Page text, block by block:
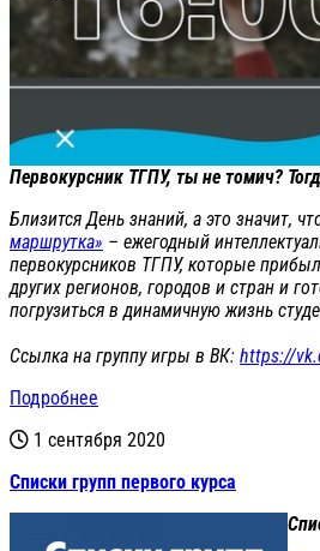
Первокурсник ТГПУ, ты не томич?
Близится День знаний, а это значит,
маршрутка» – ежегодный
первокурсников ТГПУ, которые
других регионов, городов и стран и
погрузиться в динамичную жизнь
Ссылка на группу игры в ВК: https://
Подробнее
1 сентября 2020
Списки групп первого курса